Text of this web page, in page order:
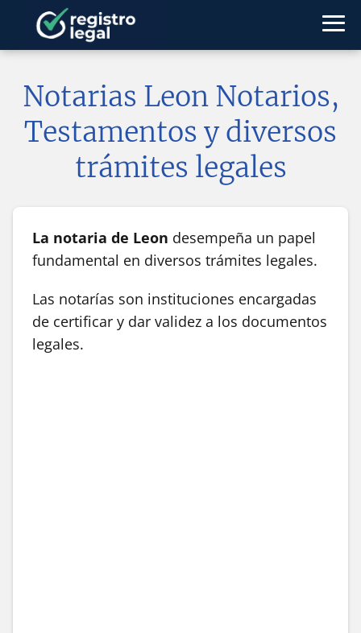
Notarias Leon Notarios,
Testamentos y diversos
trámites legales
La notaria de Leon desempeña un papel
fundamental en diversos trámites legales.
Las notarías son instituciones encargadas
de certificar y dar validez a los documentos
legales.